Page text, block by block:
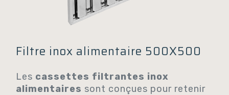
Filtre inox alimentaire 500X500
Les cassettes filtrantes inox
alimentaires sont conçues pour retenir